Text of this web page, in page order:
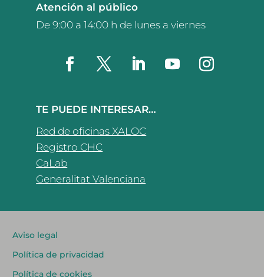
Atención al público
De 9:00 a 14:00 h de lunes a viernes
TE PUEDE INTERESAR…
Red de oficinas XALOC
Registro CHC
CaLab
Generalitat Valenciana
Aviso legal
Política de privacidad
Política de cookies